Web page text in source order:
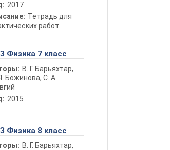
2017
Тетрадь для
работ
Физика 7 класс
В. Г. Барьяхтар,
Божинова, С. А.
2015
Физика 8 класс
В. Г. Барьяхтар,